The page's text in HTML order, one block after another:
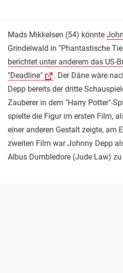
Mads Mikkelsen (54) könnte
Grindelwald in "Phantastische
berichtet unter anderem das US-
"Deadline"
. Der Däne wäre
Depp bereits der dritte
Zauberer in dem "Harry Potter"-
spielte die Figur im ersten Film,
einer anderen Gestalt zeigte, am
zweiten Film war Johnny Depp
Albus Dumbledore (Jude Law) zu